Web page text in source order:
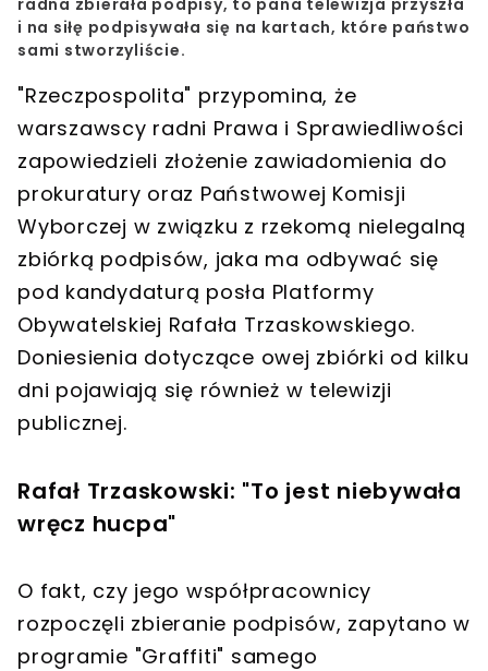
i na siłę podpisywała się na kartach, które państwo
sami stworzyliście.
"Rzeczpospolita" przypomina, że
warszawscy radni Prawa i Sprawiedliwości
zapowiedzieli złożenie zawiadomienia do
prokuratury oraz Państwowej Komisji
Wyborczej w związku z rzekomą nielegalną
zbiórką podpisów, jaka ma odbywać się
pod kandydaturą posła Platformy
Obywatelskiej Rafała Trzaskowskiego.
Doniesienia dotyczące owej zbiórki od kilku
dni pojawiają się również w telewizji
publicznej.
Rafał Trzaskowski: "To jest niebywała
wręcz hucpa"
O fakt, czy jego współpracownicy
rozpoczęli zbieranie podpisów, zapytano w
programie "Graffiti" samego